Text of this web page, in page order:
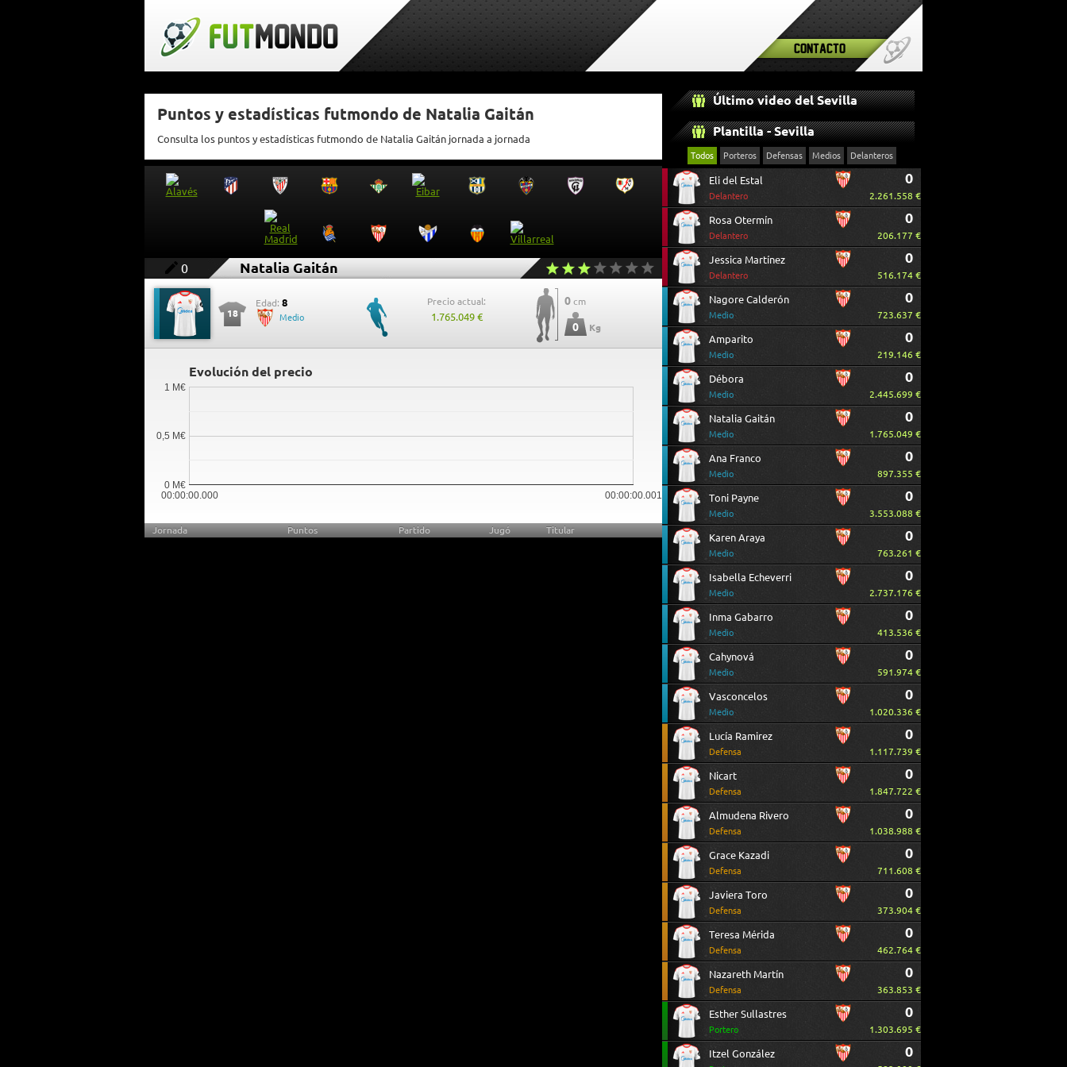
Contacto
Puntos y estadísticas futmondo de Natalia Gaitán
Consulta los puntos y estadísticas futmondo de Natalia Gaitán jornada a jornada
0 Natalia Gaitán
18
Edad: 8
Medio
Precio actual:
1.765.049 €
0 cm
0 Kg
Evolución del precio
00:00:00.000 00:00:00.001
0 M€
0,5 M€
1 M€
Jornada Puntos Partido Jugó Titular
Último video del Sevilla
Plantilla - Sevilla
Todos Porteros Defensas Medios Delanteros
Eli del Estal
Delantero
0
2.261.558 €
Rosa Otermín
Delantero
0
206.177 €
Jessica Martínez
Delantero
0
516.174 €
Nagore Calderón
Medio
0
723.637 €
Amparito
Medio
0
219.146 €
Débora
Medio
0
2.445.699 €
Natalia Gaitán
Medio
0
1.765.049 €
Ana Franco
Medio
0
897.355 €
Toni Payne
Medio
0
3.553.088 €
Karen Araya
Medio
0
763.261 €
Isabella Echeverri
Medio
0
2.737.176 €
Inma Gabarro
Medio
0
413.536 €
Cahynová
Medio
0
591.974 €
Vasconcelos
Medio
0
1.020.336 €
Lucía Ramirez
Defensa
0
1.117.739 €
Nicart
Defensa
0
1.847.722 €
Almudena Rivero
Defensa
0
1.038.988 €
Grace Kazadi
Defensa
0
711.608 €
Javiera Toro
Defensa
0
373.904 €
Teresa Mérida
Defensa
0
462.764 €
Nazareth Martín
Defensa
0
363.853 €
Esther Sullastres
Portero
0
1.303.695 €
Itzel González 0